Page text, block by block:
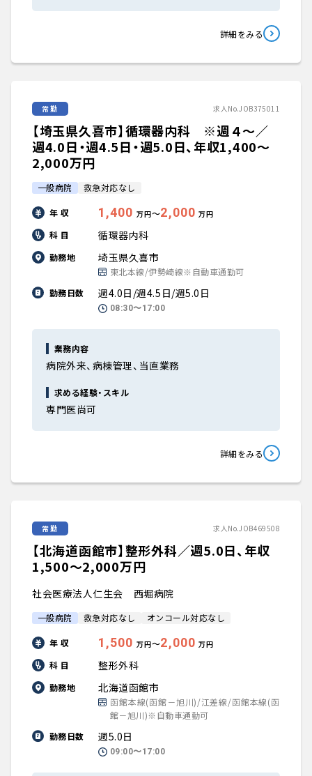
詳細をみる
常勤 求人No.JOB375011
【埼玉県久喜市】循環器内科 ※週４～／
週4.0日・週4.5日・週5.0日、年収1,400〜
2,000万円
一般病院 救急対応なし
年 収 1,400 万円〜2,000 万円
科 目 循環器内科
勤務地 埼玉県久喜市
東北本線/伊勢崎線※自動車通勤可
勤務日数
週4.0日/週4.5日/週5.0日
08:30〜17:00
業務内容
病院外来、病棟管理、当直業務
求める経験・スキル
専門医尚可
詳細をみる
常勤 求人No.JOB469508
【北海道函館市】整形外科／週5.0日、年収
1,500〜2,000万円
社会医療法人仁生会 西堀病院
一般病院 救急対応なし オンコール対応なし
年 収 1,500 万円〜2,000 万円
科 目 整形外科
勤務地 北海道函館市
函館本線(函館－旭川)/江差線/函館本線(函
館－旭川)※自動車通勤可
勤務日数
週5.0日
09:00〜17:00